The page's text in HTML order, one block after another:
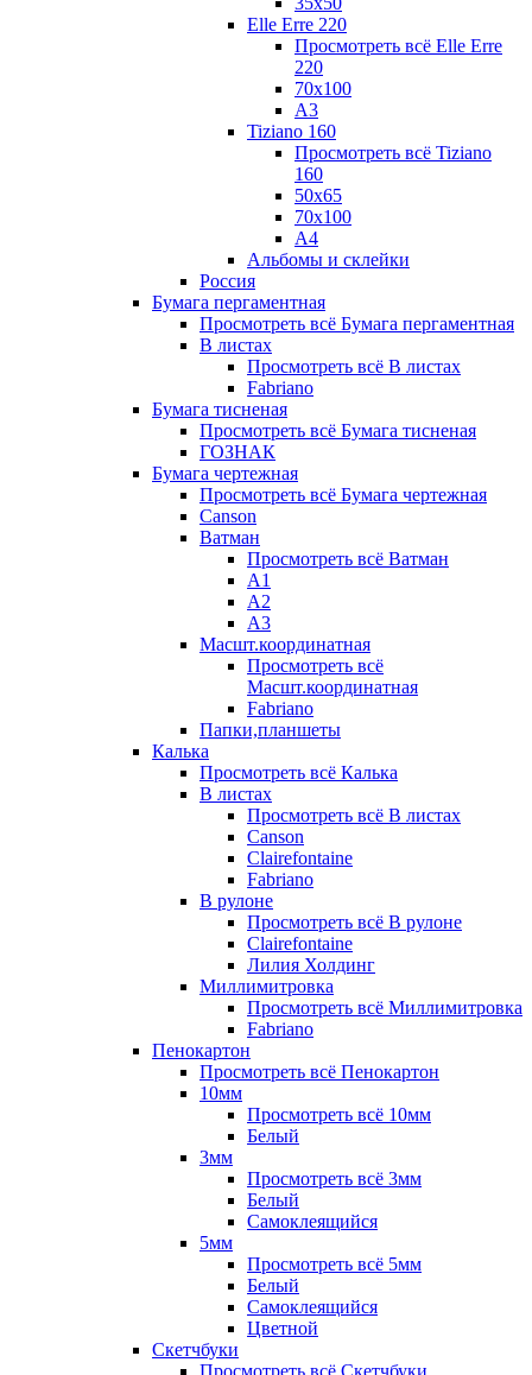
Elle Erre 220
Просмотреть всё Elle Erre
220
70х100
А3
Tiziano 160
Просмотреть всё Tiziano
160
50х65
70х100
А4
Альбомы и склейки
Россия
Бумага пергаментная
Просмотреть всё Бумага пергаментная
В листах
Просмотреть всё В листах
Fabriano
Бумага тисненая
Просмотреть всё Бумага тисненая
ГОЗНАК
Бумага чертежная
Просмотреть всё Бумага чертежная
Canson
Ватман
Просмотреть всё Ватман
А1
А2
А3
Масшт.координатная
Просмотреть всё
Масшт.координатная
Fabriano
Папки,планшеты
Калька
Просмотреть всё Калька
В листах
Просмотреть всё В листах
Canson
Clairefontaine
Fabriano
В рулоне
Просмотреть всё В рулоне
Clairefontaine
Лилия Холдинг
Миллимитровка
Просмотреть всё Миллимитровка
Fabriano
Пенокартон
Просмотреть всё Пенокартон
10мм
Просмотреть всё 10мм
Белый
3мм
Просмотреть всё 3мм
Белый
Самоклеящийся
5мм
Просмотреть всё 5мм
Белый
Самоклеящийся
Цветной
Скетчбуки
Просмотреть всё Скетчбуки